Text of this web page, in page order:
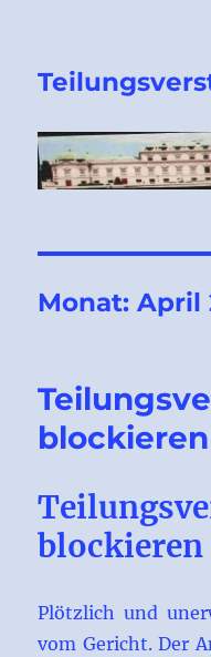
Monat:April
blockieren
blockieren
Plötzlich und
vom Gericht. Der